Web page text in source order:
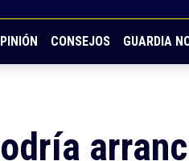
CONSEJOS GUARDIA